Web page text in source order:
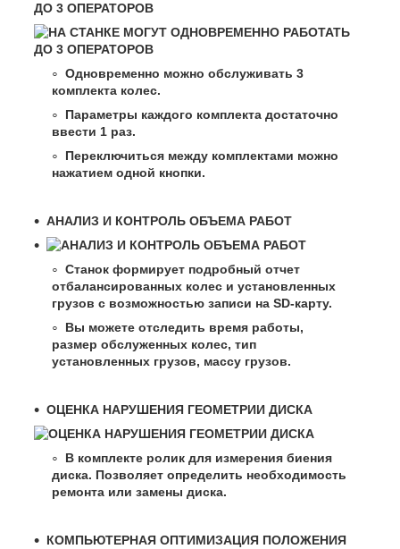
ДО 3 ОПЕРАТОРОВ
Одновременно можно обслуживать 3
комплекта колес.
Параметры каждого комплекта достаточно
ввести 1 раз.
Переключиться между комплектами можно
нажатием одной кнопки.
АНАЛИЗ И КОНТРОЛЬ ОБЪЕМА РАБОТ
Станок формирует подробный отчет
отбалансированных колес и установленных
грузов с возможностью записи на SD-карту.
Вы можете отследить время работы,
размер обслуженных колес, тип
установленных грузов, массу грузов.
ОЦЕНКА НАРУШЕНИЯ ГЕОМЕТРИИ ДИСКА
В комплекте ролик для измерения биения
диска. Позволяет определить необходимость
ремонта или замены диска.
КОМПЬЮТЕРНАЯ ОПТИМИЗАЦИЯ ПОЛОЖЕНИЯ